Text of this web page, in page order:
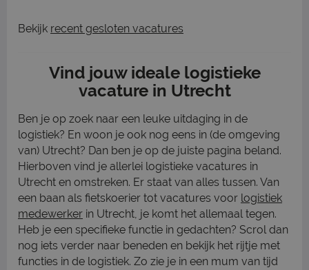
Bekijk recent gesloten vacatures
Vind jouw ideale logistieke
vacature in Utrecht
Ben je op zoek naar een leuke uitdaging in de
logistiek? En woon je ook nog eens in (de omgeving
van) Utrecht? Dan ben je op de juiste pagina beland.
Hierboven vind je allerlei logistieke vacatures in
Utrecht en omstreken. Er staat van alles tussen. Van
een baan als fietskoerier tot vacatures voor logistiek
medewerker in Utrecht, je komt het allemaal tegen.
Heb je een specifieke functie in gedachten? Scrol dan
nog iets verder naar beneden en bekijk het rijtje met
functies in de logistiek. Zo zie je in een mum van tijd